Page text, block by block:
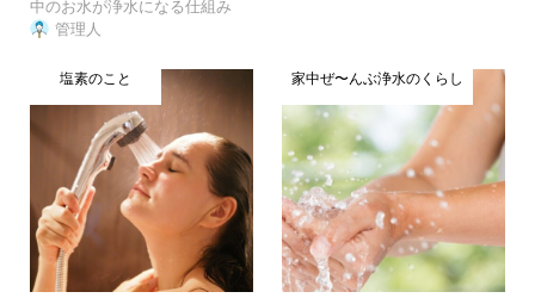
中のお水が浄水になる仕組み
管理人
塩素のこと 家中ぜ〜んぶ浄水のくらし